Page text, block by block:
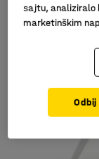
sajtu, analiziralo
marketinškim